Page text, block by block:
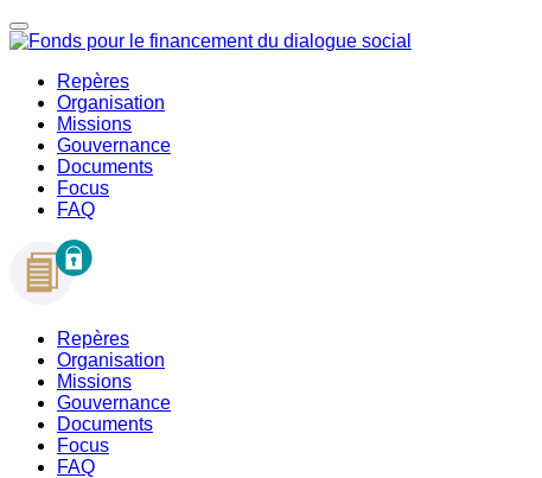
Repères
Organisation
Missions
Gouvernance
Documents
Focus
FAQ
Repères
Organisation
Missions
Gouvernance
Documents
Focus
FAQ